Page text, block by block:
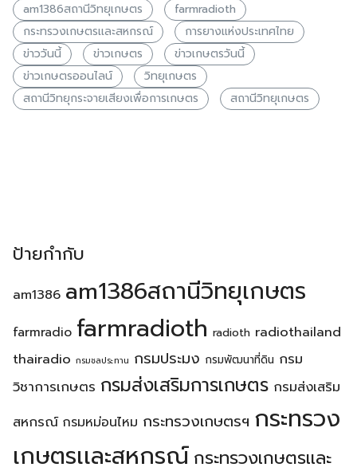
am1386สถานีวิทยุเกษตร
farmradioth
กระทรวงเกษตรเเละสหกรณ์
การยางแห่งประเทศไทย
ข่าววันนี้
ข่าวเกษตร
ข่าวเกษตรวันนี้
ข่าวเกษตรออนไลน์
วิทยุเกษตร
สถานีวิทยุกระจายเสียงเพื่อการเกษตร
สถานีวิทยุเกษตร
ป้ายกำกับ
am1386 am1386สถานีวิทยุเกษตร
farmradio farmradioth radioth radiothailand
thairadio กรมชลประทาน กรมประมง กรมพัฒนาที่ดิน กรม
วิชาการเกษตร กรมส่งเสริมการเกษตร กรมส่งเสริม
สหกรณ์ กรมหม่อนไหม กระทรวงเกษตรฯ กระทรวง
เกษตรเเละสหกรณ์ กระทรวงเกษตรเเละ